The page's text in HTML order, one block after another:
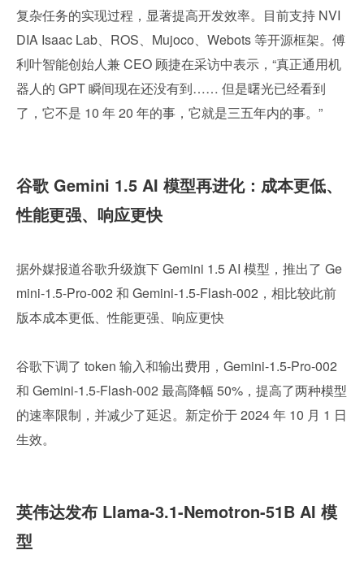
复杂任务的实现过程，显著提高开发效率。目前支持 NVI
DIA Isaac Lab、ROS、Mujoco、Webots 等开源框架。傅
利叶智能创始人兼 CEO 顾捷在采访中表示，“真正通用机
器人的 GPT 瞬间现在还没有到…… 但是曙光已经看到
了，它不是 10 年 20 年的事，它就是三五年内的事。”
谷歌 Gemini 1.5 AI 模型再进化：成本更低、
性能更强、响应更快
据外媒报道谷歌升级旗下 Gemini 1.5 AI 模型，推出了 Ge
mini-1.5-Pro-002 和 Gemini-1.5-Flash-002，相比较此前
版本成本更低、性能更强、响应更快
谷歌下调了 token 输入和输出费用，Gemini-1.5-Pro-002
和 Gemini-1.5-Flash-002 最高降幅 50%，提高了两种模型
的速率限制，并减少了延迟。新定价于 2024 年 10 月 1 日
生效。
英伟达发布 Llama-3.1-Nemotron-51B AI 模
型